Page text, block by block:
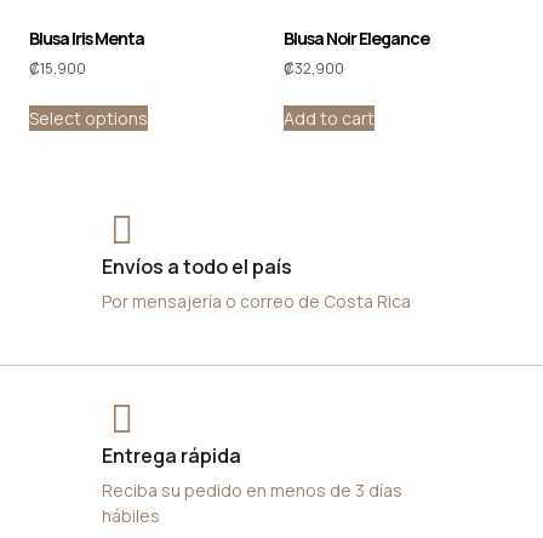
Blusa Iris Menta
₡15,900
Select options
Blusa Noir Elegance
₡32,900
Add to cart
Envíos a todo el país
Por mensajería o correo de Costa Rica
Entrega rápida
Reciba su pedido en menos de 3 días
hábiles